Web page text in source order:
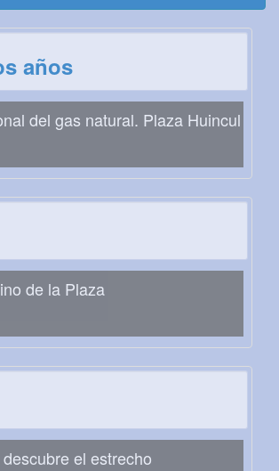
años
del gas natural. Plaza Huincul
de la Plaza
el estrecho